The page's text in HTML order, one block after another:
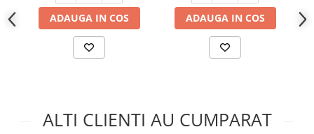
ADAUGA IN COS ADAUGA IN COS
ALTI CLIENTI AU CUMPARAT